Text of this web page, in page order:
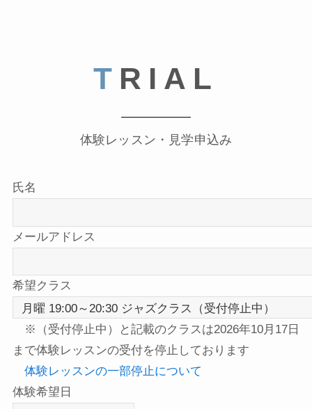
T RIAL
体験レッスン・見学申込み
氏名
メールアドレス
希望クラス
※（受付停止中）と記載のクラスは2026年10月17日
まで体験レッスンの受付を停止しております
体験レッスンの一部停止について
体験希望日